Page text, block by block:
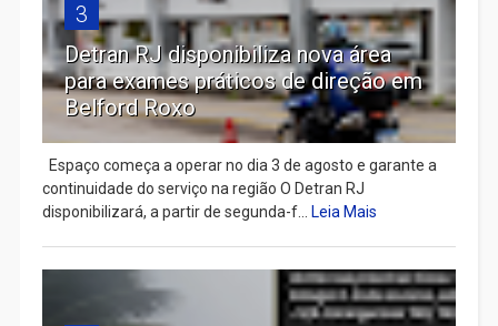
3
Detran RJ disponibiliza nova área
para exames práticos de direção em
Belford Roxo
Espaço começa a operar no dia 3 de agosto e garante a
continuidade do serviço na região O Detran RJ
disponibilizará, a partir de segunda-f... Leia Mais